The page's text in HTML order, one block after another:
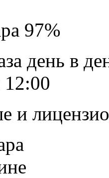
97%
день в
12:00
и